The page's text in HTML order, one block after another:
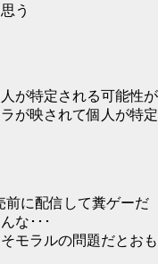
う
が特定される可能性が
が映されて個人が特定
前に配信して糞ゲーだ
な･･･
モラルの問題だとおも